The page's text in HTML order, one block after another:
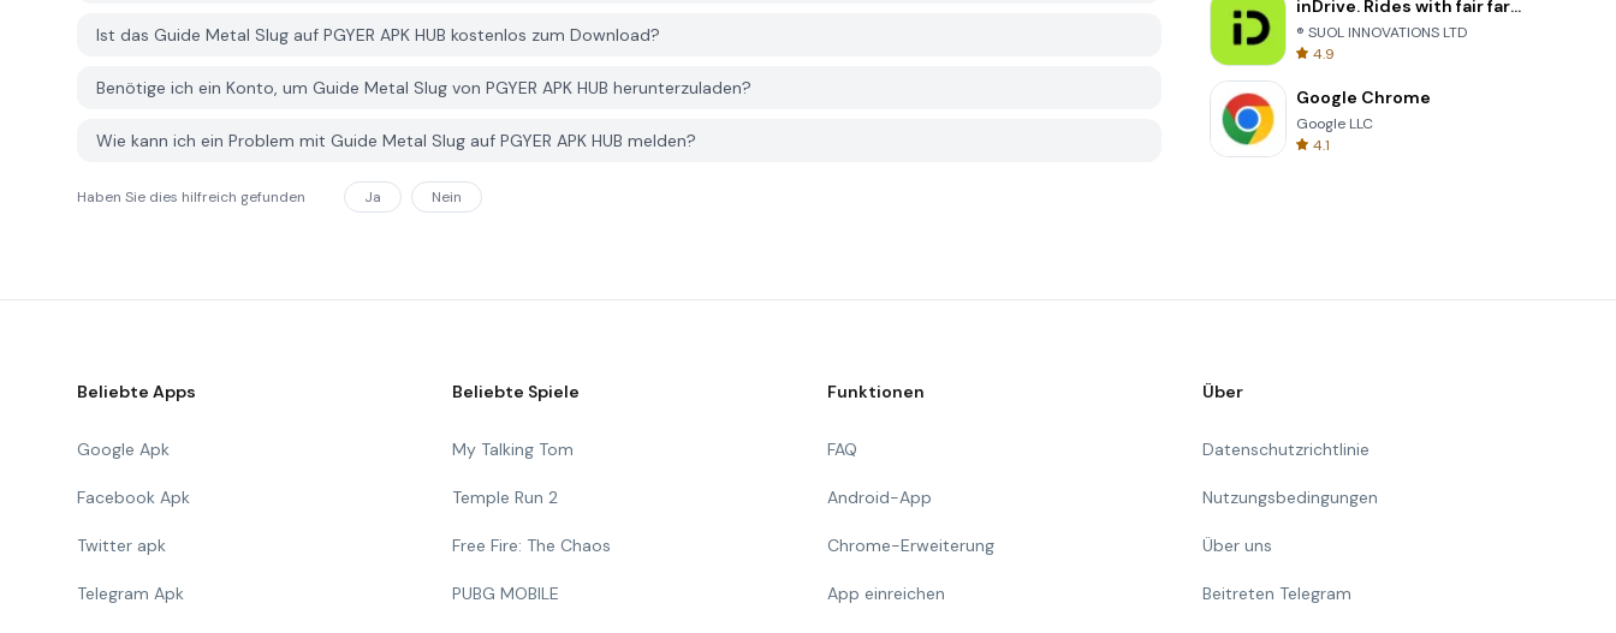
Ist das Guide Metal Slug auf PGYER APK HUB kostenlos zum Download?
Benötige ich ein Konto, um Guide Metal Slug von PGYER APK HUB herunterzuladen?
Wie kann ich ein Problem mit Guide Metal Slug auf PGYER APK HUB melden?
Haben Sie dies hilfreich gefunden Ja Nein
inDrive. Rides with fair fares
® SUOL INNOVATIONS LTD
4.9
Google Chrome
Google LLC
4.1
Beliebte Apps
Google Apk
Facebook Apk
Twitter apk
Telegram Apk
Beliebte Spiele
My Talking Tom
Temple Run 2
Free Fire: The Chaos
PUBG MOBILE
Funktionen
FAQ
Android-App
Chrome-Erweiterung
App einreichen
Über
Datenschutzrichtlinie
Nutzungsbedingungen
Über uns
Beitreten Telegram